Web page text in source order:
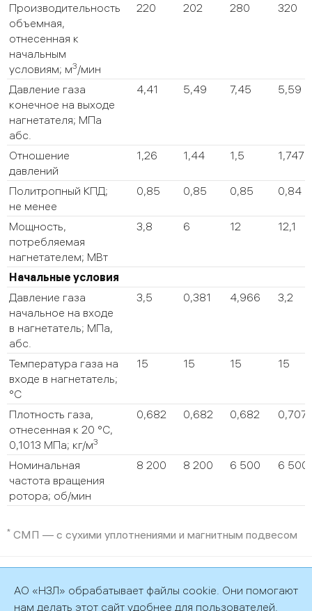
Производительность
объемная,
отнесенная к
начальным
условиям; м3/мин
220 202 280 320
Давление газа
конечное на выходе
нагнетателя; МПа
абс.
4,41 5,49 7,45 5,59
Отношение
давлений
1,26 1,44 1,5 1,747
Политропный КПД;
не менее
0,85 0,85 0,85 0,84
Мощность,
потребляемая
нагнетателем; МВт
3,8 6 12 12,1
Начальные условия
Давление газа
начальное на входе
в нагнетатель; МПа,
абс.
3,5 0,381 4,966 3,2
Температура газа на
входе в нагнетатель;
°C
15 15 15 15
Плотность газа,
отнесенная к 20 °C,
0,1013 МПа; кг/м3
0,682 0,682 0,682 0,7071
Номинальная
частота вращения
ротора; об/мин
8 200 8 200 6 500 6 500
* СМП — с сухими уплотнениями и магнитным подвесом
Политика обработки персональных данных
АО «НЗЛ» обрабатывает файлы cookie. Они помогают
нам делать этот сайт удобнее для пользователей.